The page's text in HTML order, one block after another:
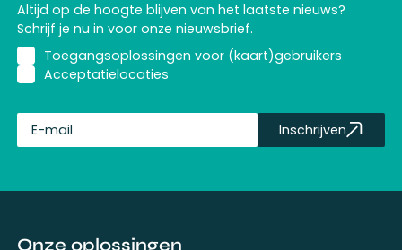
Altijd op de hoogte blijven van het laatste nieuws?
Schrijf je nu in voor onze nieuwsbrief.
Toegangsoplossingen voor (kaart)gebruikers
Acceptatielocaties
Inschrijven
Onze oplossingen